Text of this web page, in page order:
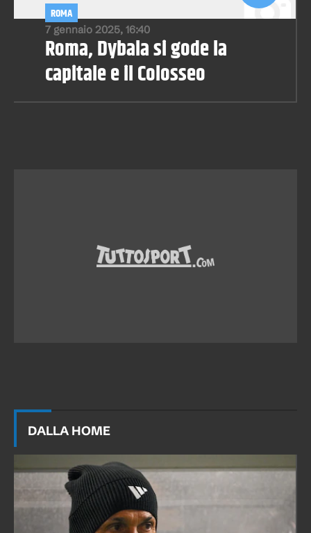
7 gennaio 2025, 16:40
ROMA
Roma, Dybala si gode la
capitale e il Colosseo
DALLA HOME